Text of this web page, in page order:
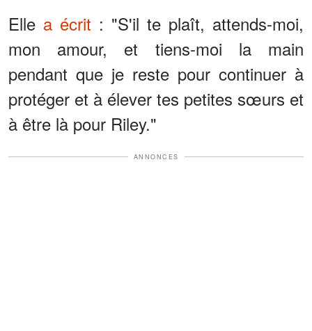
Elle a écrit : "S'il te plaît, attends-moi,
mon amour, et tiens-moi la main
pendant que je reste pour continuer à
protéger et à élever tes petites sœurs et
à être là pour Riley."
ANNONCES